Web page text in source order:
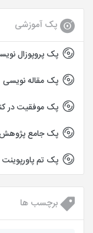
پک آموزشی
پک پروپوزال
پک مقاله نویسی
پک موفقیت در
پک جامع
پک تم پاورپوینت
برچسب ها